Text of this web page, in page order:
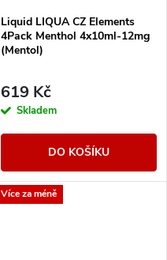
Liquid LIQUA CZ Elements
4Pack Menthol 4x10ml-12mg
(Mentol)
619 Kč
Skladem
DO KOŠÍKU
Více za méně